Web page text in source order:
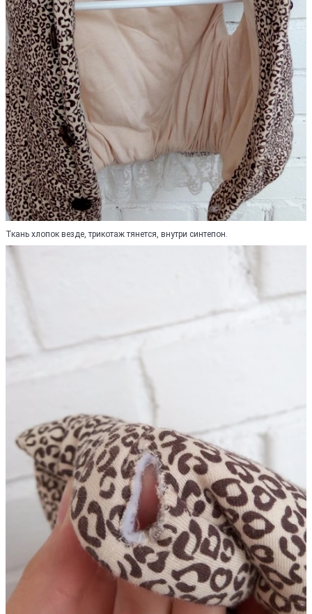
Ткань хлопок везде, трикотаж тянется, внутри синтепон.